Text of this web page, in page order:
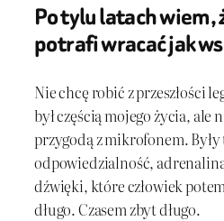
Po tylu latach wiem,
potrafi wracać jak
Nie chcę robić z przeszłości
był częścią mojego życia, ale
przygodą z mikrofonem.
odpowiedzialność,
dźwięki, które człowiek
długo. Czasem zbyt długo.